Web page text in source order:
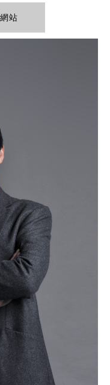
站